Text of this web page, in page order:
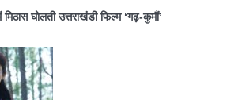
घोलती उत्तराखंडी फिल्म ‘गढ़-कुमौं’